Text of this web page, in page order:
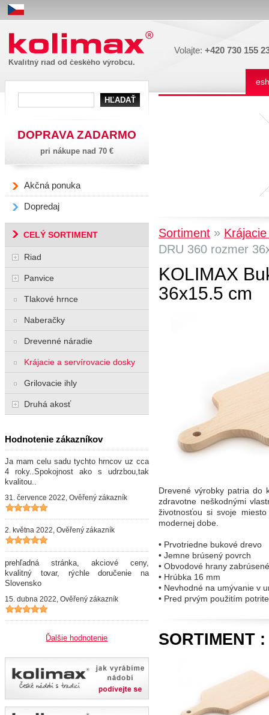
Kolimax
Sortiment »
DRU 360 rozmer
KOLIMAX
36x15.5 cm
Drevené výrobky patria do
zdravotne neškodnými
životnosťou si svoje
modernej dobe.
• Prvotriedne bukové drevo
• Jemne brúsený povrch
• Obvodové hrany
• Hrúbka 16 mm
• Nevhodné na umývanie v
• Pred prvým použitím
SORTIMENT
DOPRAVA ZADARMO
pri nákupe nad 70 €
Akčná ponuka
Dopredaj
CELÝ SORTIMENT
Riad
Panvice
Tlakové hrnce
Naberačky
Drevenné náradie
Krájacie a servírovacie dosky
Grilovacie ihly
Druhá akosť
Hodnotenie zákazníkov
Ja mam celu sadu tychto hrncov uz cca
4 roky..Spokojnost ako s udrzbou,tak
kvalitou..
31. července 2022, Ověřený zákazník
2. května 2022, Ověřený zákazník
prehľadná stránka, akciové ceny,
kvalitný tovar, rýchle doručenie na
Slovensko
15. dubna 2022, Ověřený zákazník
Ďalšie hodnotenie
Kvalitný riad od českého výrobcu.
Volajte: +420 730 155